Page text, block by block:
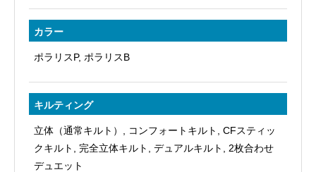
自
カラー
ポラリスP, ポラリスB
キルティング
立体（通常キルト）, コンフォートキルト, CFスティッ
クキルト, 完全立体キルト, デュアルキルト, 2枚合わせ
デュエット